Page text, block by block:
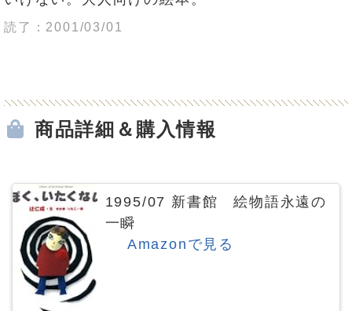
読了：2001/03/01
商品詳細＆購入情報
1995/07 新書館 絵物語永遠の
一瞬
Amazonで見る